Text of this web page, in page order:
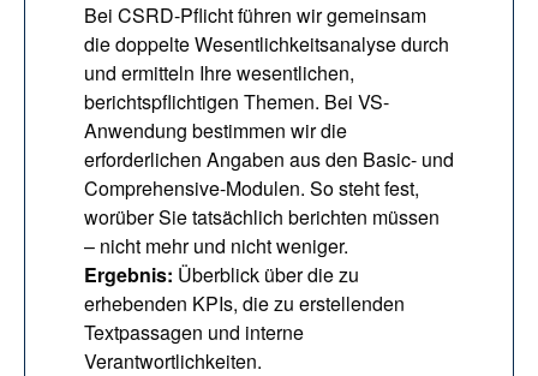
Bei CSRD-Pflicht führen wir gemeinsam
die doppelte Wesentlichkeitsanalyse durch
und ermitteln Ihre wesentlichen,
berichtspflichtigen Themen. Bei VS-
Anwendung bestimmen wir die
erforderlichen Angaben aus den Basic- und
Comprehensive-Modulen. So steht fest,
worüber Sie tatsächlich berichten müssen
– nicht mehr und nicht weniger.
Ergebnis: Überblick über die zu
erhebenden KPIs, die zu erstellenden
Textpassagen und interne
Verantwortlichkeiten.